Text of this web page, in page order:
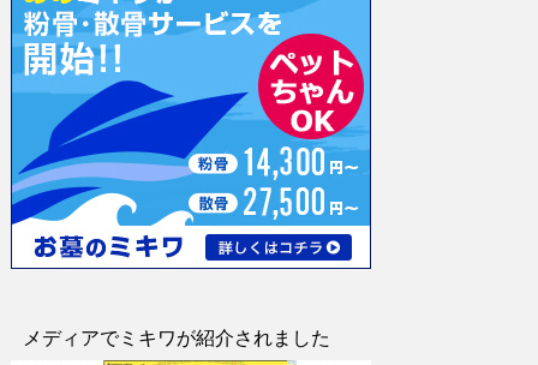
メディアでミキワが紹介されました